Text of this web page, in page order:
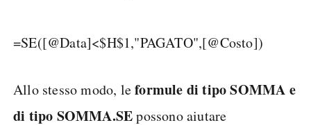
=SE([@Data]<$H$1,"PAGATO",[@Costo])
Allo stesso modo, leformule di tipo SOMMA e
di tipo SOMMA.SEpossono aiutare